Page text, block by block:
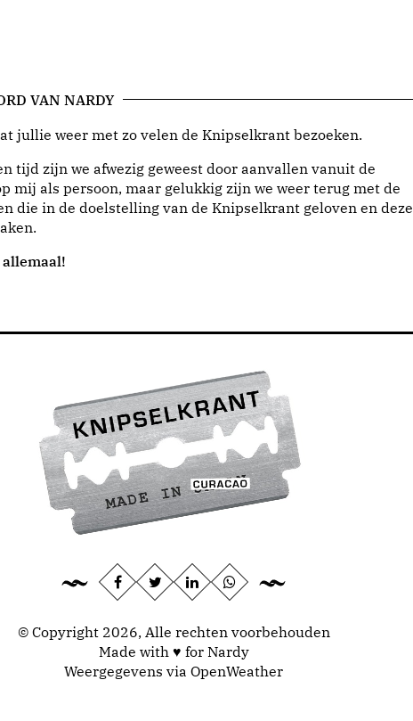
VAN NARDY
jullie weer met zo velen de Knipselkrant bezoeken.
tijd zijn we afwezig geweest door aanvallen vanuit de
mij als persoon, maar gelukkig zijn we weer terug met de
die in de doelstelling van de Knipselkrant geloven en deze
© Copyright 2026, Alle rechten voorbehouden
Made with ♥ for Nardy
Weergegevens via OpenWeather